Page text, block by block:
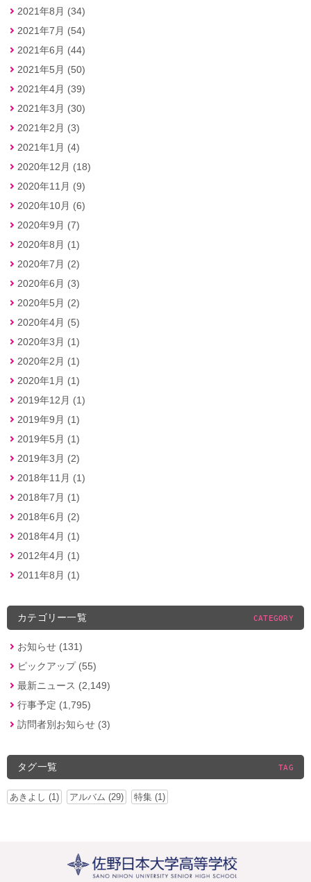
2021年8月 (34)
2021年7月 (54)
2021年6月 (44)
2021年5月 (50)
2021年4月 (39)
2021年3月 (30)
2021年2月 (3)
2021年1月 (4)
2020年12月 (18)
2020年11月 (9)
2020年10月 (6)
2020年9月 (7)
2020年8月 (1)
2020年7月 (2)
2020年6月 (3)
2020年5月 (2)
2020年4月 (5)
2020年3月 (1)
2020年2月 (1)
2020年1月 (1)
2019年12月 (1)
2019年9月 (1)
2019年5月 (1)
2019年3月 (2)
2018年11月 (1)
2018年7月 (1)
2018年6月 (2)
2018年4月 (1)
2012年4月 (1)
2011年8月 (1)
カテゴリー一覧 CATEGORY
お知らせ (131)
ピックアップ (55)
最新ニュース (2,149)
行事予定 (1,795)
訪問者別お知らせ (3)
タグ一覧 TAG
あきよし (1) アルバム (29) 特集 (1)